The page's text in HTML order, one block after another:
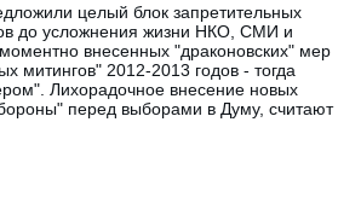
целый блок запретительных
до усложнения жизни НКО, СМИ и
внесенных "драконовских" мер
митингов" 2012-2013 годов - тогда
Лихорадочное внесение новых
перед выборами в Думу, считают